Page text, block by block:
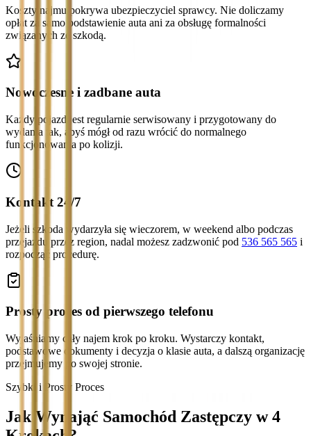
Koszty najmu pokrywa ubezpieczyciel sprawcy. Nie doliczamy
opłat za samo podstawienie auta ani za obsługę formalności
związanych ze szkodą.
Nowoczesne i zadbane auta
Każdy pojazd jest regularnie serwisowany i przygotowany do
wydania tak, abyś mógł od razu wrócić do normalnego
funkcjonowania po kolizji.
Kontakt 24/7
Jeżeli szkoda wydarzyła się wieczorem, w weekend albo podczas
przejazdu przez region, nadal możesz zadzwonić pod 536 565 565 i
rozpocząć procedurę.
Prosty proces od pierwszego telefonu
Wyjaśniamy cały najem krok po kroku. Wystarczy kontakt,
podstawowe dokumenty i decyzja o klasie auta, a dalszą organizację
przejmujemy po swojej stronie.
Szybki i Prosty Proces
Jak Wynająć Samochód Zastępczy w 4